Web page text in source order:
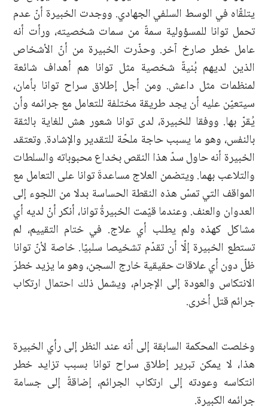
يتلقّاه في الوسط السلفي الجهادي. ووجدت الخبيرة أنّ عدم
تحمل توانا للمسؤولية سمةً من سمات شخصيته، ورأت أنه
عامل خطر صارخ آخر. وحذّرت الخبيرة من أنّ الأشخاص
الذين لديهم بُنيةٌ شخصية مثل توانا هم أهداف شائعة
لمنظمات مثل داعش. ومن أجل إطلاق سراح توانا بأمان،
سيتعيّن عليه أن يجد طريقة مختلفة للتعامل مع جرائمه وأن
يُقرّ بها. ووفقا للخبيرة، لدى توانا شعور هش للغاية بالثقة
بالنفس، وهو ما يسبب حاجة ملحّة للتقدير والإشادة. وتعتقد
الخبيرة أنه حاول سدّ هذا النقص بخداع محبوباته والسلطات
والتلاعب بهما. ويتضمن العلاج مساعدةَ توانا على التعامل مع
المواقف التي تمسّ هذه النقطة الحساسة بدلا من اللجوء إلى
العدوان والعنف. وعندما قيّمت الخبيرةُ توانا، أنكر أنّ لديه أي
مشاكل كهذه ولم يطلب أي علاج. في ختام التقييم، لم
تستطع الخبيرة إلّا أن تقدّم تشخيصا سلبيّا. خاصة لأنّ توانا
ظلّ دون أي علاقات حقيقية خارج السجن، وهو ما يزيد خطرَ
الانتكاس والعودة إلى الإجرام، ويشمل ذلك احتمال ارتكاب
جرائم قتل أخرى.
وخلصت المحكمة السابقة إلى أنه عند النظر إلى رأي الخبيرة
هذا، لا يمكن تبرير إطلاق سراح توانا بسبب تزايد خطر
انتكاسه وعودته إلى ارتكاب الجرائم، إضاقةً إلى جسامة
جرائمه الكبيرة.